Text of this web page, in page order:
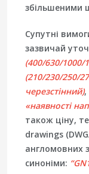
збільшеними
Супутні
зазвичай
(400/630/1000/
(210/230/250/
черезстінний),
«наявності
також ціну,
drawings
англомовних
синоніми: